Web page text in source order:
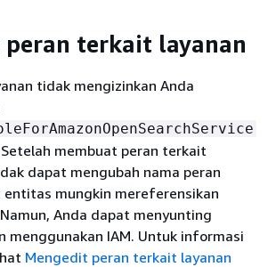
peran terkait layanan
tidak mengizinkan Anda
membuat peran terkait
dapat mengubah nama peran
entitas mungkin mereferensikan
Anda dapat menyunting
menggunakan IAM. Untuk informasi
Mengedit peran terkait layanan